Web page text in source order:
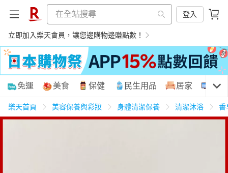
登入
立即加入樂天會員，讓您邊購物邊賺點數！
購物網分類
免運 美食 保健 民生用品 居家 3C
樂天首頁 美容保養與彩妝 身體清潔保養 清潔沐浴 香